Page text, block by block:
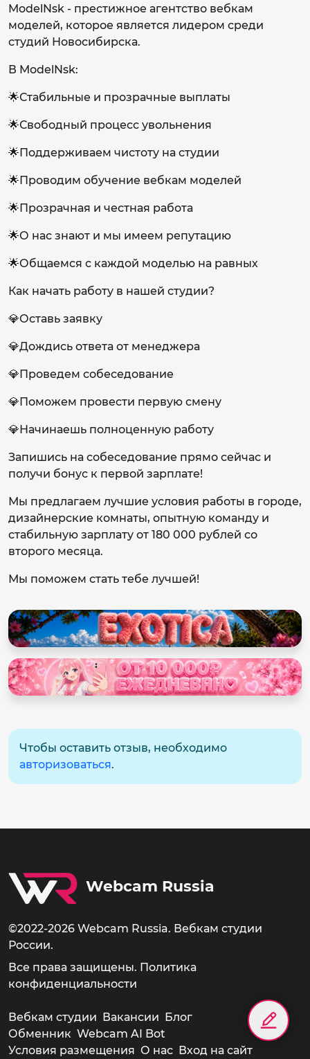
ModelNsk - престижное агентство вебкам
моделей, которое является лидером среди
студий Новосибирска.
В ModelNsk:
🌟Стабильные и прозрачные выплаты
🌟Свободный процесс увольнения
🌟Поддерживаем чистоту на студии
🌟Проводим обучение вебкам моделей
🌟Прозрачная и честная работа
🌟О нас знают и мы имеем репутацию
🌟Общаемся с каждой моделью на равных
Как начать работу в нашей студии?
💎Оставь заявку
💎Дождись ответа от менеджера
💎Проведем собеседование
💎Поможем провести первую смену
💎Начинаешь полноценную работу
Запишись на собеседование прямо сейчас и
получи бонус к первой зарплате!
Мы предлагаем лучшие условия работы в городе,
дизайнерские комнаты, опытную команду и
стабильную зарплату от 180 000 рублей со
второго месяца.
Мы поможем стать тебе лучшей!
Чтобы оставить отзыв, необходимо
авторизоваться.
Webcam Russia
©2022-2026 Webcam Russia. Вебкам студии
России.
Все права защищены. Политика
конфиденциальности
Вебкам студии Вакансии
Блог
Обменник Webcam AI Bot
Условия размещения О нас Вход на сайт